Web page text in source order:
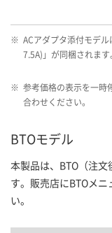
※ ACアダプタ添付モデ
7.5A)」が同梱されます。
※ 参考価格の表示を一時
合わせください。
BTOモデル
本製品は、BTO（注
す。販売店にBTOメ
い。